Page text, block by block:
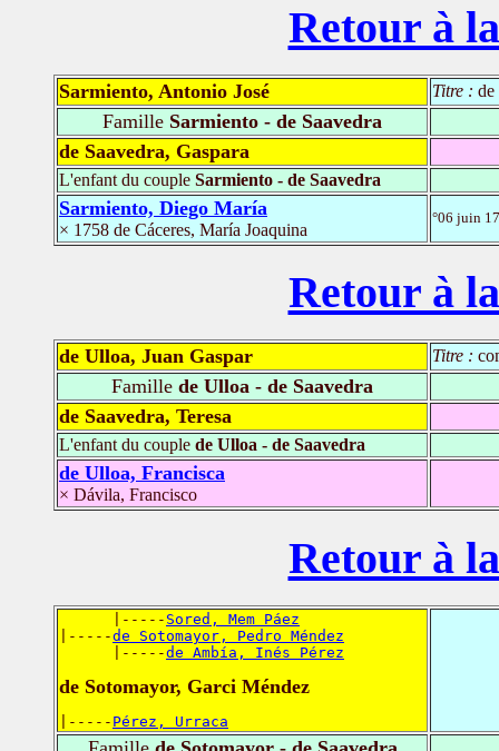
Retour à
Sarmiento, Antonio José Titre : de
Famille Sarmiento - de Saavedra
de Saavedra, Gaspara
L'enfant du couple Sarmiento - de Saavedra
Sarmiento, Diego María
× 1758 de Cáceres, María Joaquina
°06 juin
Retour à
de Ulloa, Juan Gaspar Titre :
Famille de Ulloa - de Saavedra
de Saavedra, Teresa
L'enfant du couple de Ulloa - de Saavedra
de Ulloa, Francisca
× Dávila, Francisco
Retour à
      |-----
Sored, Mem Páez
|-----de Sotomayor, Pedro Méndez
      |-----
de Ambía, Inés Pérez
de Sotomayor, Garci Méndez
|----- Pérez, Urraca